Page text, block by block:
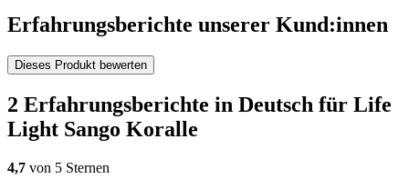
Erfahrungsberichte unserer Kund:innen
Dieses Produkt bewerten
2 Erfahrungsberichte in Deutsch für Life
Light Sango Koralle
4,7 von 5 Sternen